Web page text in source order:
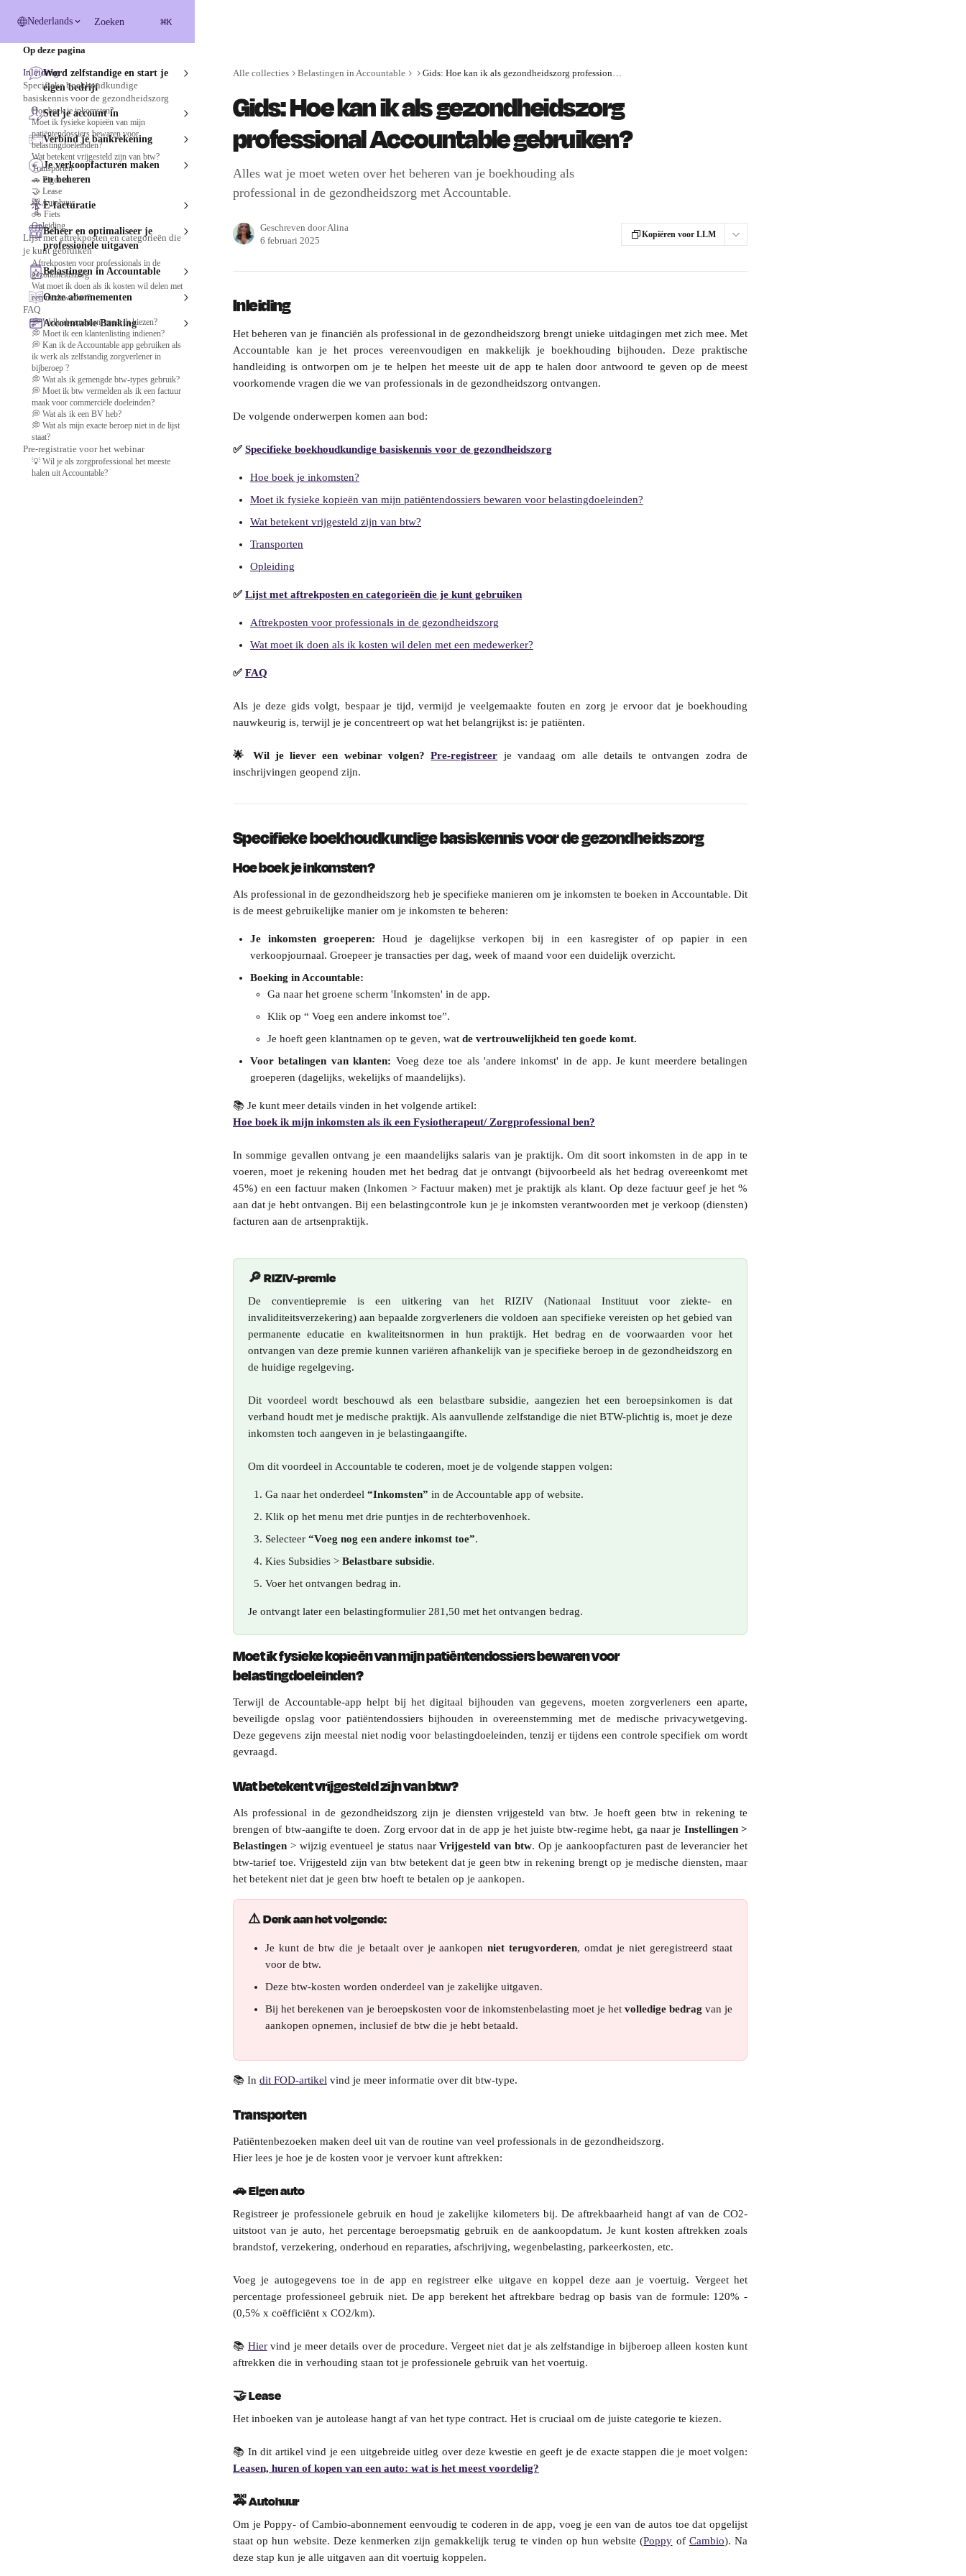
Nederlands Zoeken ⌘K
Word zelfstandige en start je
eigen bedrijf
Stel je account in
Verbind je bankrekening
Je verkoopfacturen maken
en beheren
E-facturatie
Beheer en optimaliseer je
professionele uitgaven
Belastingen in Accountable
Onze abonnementen
Accountable Banking
Alle collecties Belastingen in Accountable Gids: Hoe kan ik als gezondheidszorg professional Accountable gebruiken?
Gids: Hoe kan ik als gezondheidszorg
professional Accountable gebruiken?
Alles wat je moet weten over het beheren van je boekhouding als
professional in de gezondheidszorg met Accountable.
Geschreven doorAlina
6 februari 2025
Kopiëren voor LLM
Inleiding
Het beheren van je financiën als professional in de gezondheidszorg brengt unieke uitdagingen met zich mee. Met
Accountable kan je het proces vereenvoudigen en makkelijk je boekhouding bijhouden. Deze praktische
handleiding is ontworpen om je te helpen het meeste uit de app te halen door antwoord te geven op de meest
voorkomende vragen die we van professionals in de gezondheidszorg ontvangen.
De volgende onderwerpen komen aan bod:
✅ Specifieke boekhoudkundige basiskennis voor de gezondheidszorg
Hoe boek je inkomsten?
Moet ik fysieke kopieën van mijn patiëntendossiers bewaren voor belastingdoeleinden?
Wat betekent vrijgesteld zijn van btw?
Transporten
Opleiding
✅ Lijst met aftrekposten en categorieën die je kunt gebruiken
Aftrekposten voor professionals in de gezondheidszorg
Wat moet ik doen als ik kosten wil delen met een medewerker?
✅ FAQ
Als je deze gids volgt, bespaar je tijd, vermijd je veelgemaakte fouten en zorg je ervoor dat je boekhouding
nauwkeurig is, terwijl je je concentreert op wat het belangrijkst is: je patiënten.
🌟 Wil je liever een webinar volgen?Pre-registreer je vandaag om alle details te ontvangen zodra de
inschrijvingen geopend zijn.
Specifieke boekhoudkundige basiskennis voor de gezondheidszorg
Hoe boek je inkomsten?
Als professional in de gezondheidszorg heb je specifieke manieren om je inkomsten te boeken in Accountable. Dit
is de meest gebruikelijke manier om je inkomsten te beheren:
Je inkomsten groeperen:Houd je dagelijkse verkopen bij in een kasregister of op papier in een
verkoopjournaal. Groepeer je transacties per dag, week of maand voor een duidelijk overzicht.
Boeking in Accountable:
Ga naar het groene scherm 'Inkomsten' in de app.
Klik op “ Voeg een andere inkomst toe”.
Je hoeft geen klantnamen op te geven, wat de vertrouwelijkheid ten goede komt.
Voor betalingen van klanten: Voeg deze toe als 'andere inkomst' in de app. Je kunt meerdere betalingen
groeperen (dagelijks, wekelijks of maandelijks).
📚 Je kunt meer details vinden in het volgende artikel:
Hoe boek ik mijn inkomsten als ik een Fysiotherapeut/ Zorgprofessional ben?
In sommige gevallen ontvang je een maandelijks salaris van je praktijk. Om dit soort inkomsten in de app in te
voeren, moet je rekening houden met het bedrag dat je ontvangt (bijvoorbeeld als het bedrag overeenkomt met
45%) en een factuur maken (Inkomen > Factuur maken) met je praktijk als klant. Op deze factuur geef je het %
aan dat je hebt ontvangen. Bij een belastingcontrole kun je je inkomsten verantwoorden met je verkoop (diensten)
facturen aan de artsenpraktijk.
🔎 RIZIV-premie
De conventiepremie is een uitkering van het RIZIV (Nationaal Instituut voor ziekte- en
invaliditeitsverzekering) aan bepaalde zorgverleners die voldoen aan specifieke vereisten op het gebied van
permanente educatie en kwaliteitsnormen in hun praktijk. Het bedrag en de voorwaarden voor het
ontvangen van deze premie kunnen variëren afhankelijk van je specifieke beroep in de gezondheidszorg en
de huidige regelgeving.
Dit voordeel wordt beschouwd als een belastbare subsidie, aangezien het een beroepsinkomen is dat
verband houdt met je medische praktijk. Als aanvullende zelfstandige die niet BTW-plichtig is, moet je deze
inkomsten toch aangeven in je belastingaangifte.
Om dit voordeel in Accountable te coderen, moet je de volgende stappen volgen:
Ga naar het onderdeel “Inkomsten” in de Accountable app of website.
Klik op het menu met drie puntjes in de rechterbovenhoek.
Selecteer “Voeg nog een andere inkomst toe”.
Kies Subsidies > Belastbare subsidie.
Voer het ontvangen bedrag in.
Je ontvangt later een belastingformulier 281,50 met het ontvangen bedrag.
Moet ik fysieke kopieën van mijn patiëntendossiers bewaren voor
belastingdoeleinden?
Terwijl de Accountable-app helpt bij het digitaal bijhouden van gegevens, moeten zorgverleners een aparte,
beveiligde opslag voor patiëntendossiers bijhouden in overeenstemming met de medische privacywetgeving.
Deze gegevens zijn meestal niet nodig voor belastingdoeleinden, tenzij er tijdens een controle specifiek om wordt
gevraagd.
Wat betekent vrijgesteld zijn van btw?
Als professional in de gezondheidszorg zijn je diensten vrijgesteld van btw. Je hoeft geen btw in rekening te
brengen of btw-aangifte te doen. Zorg ervoor dat in de app je het juiste btw-regime hebt, ga naar je Instellingen >
Belastingen > wijzig eventueel je status naarVrijgesteld van btw. Op je aankoopfacturen past de leverancier het
btw-tarief toe. Vrijgesteld zijn van btw betekent dat je geen btw in rekening brengt op je medische diensten, maar
het betekent niet dat je geen btw hoeft te betalen op je aankopen.
⚠️ Denk aan het volgende:
Je kunt de btw die je betaalt over je aankopenniet terugvorderen, omdat je niet geregistreerd staat
voor de btw.
Deze btw-kosten worden onderdeel van je zakelijke uitgaven.
Bij het berekenen van je beroepskosten voor de inkomstenbelasting moet je het volledige bedrag van je
aankopen opnemen, inclusief de btw die je hebt betaald.
📚 In dit FOD-artikel vind je meer informatie over dit btw-type.
Transporten
Patiëntenbezoeken maken deel uit van de routine van veel professionals in de gezondheidszorg.
Hier lees je hoe je de kosten voor je vervoer kunt aftrekken:
🚗 Eigen auto
Registreer je professionele gebruik en houd je zakelijke kilometers bij. De aftrekbaarheid hangt af van de CO2-
uitstoot van je auto, het percentage beroepsmatig gebruik en de aankoopdatum. Je kunt kosten aftrekken zoals
brandstof, verzekering, onderhoud en reparaties, afschrijving, wegenbelasting, parkeerkosten, etc.
Voeg je autogegevens toe in de app en registreer elke uitgave en koppel deze aan je voertuig. Vergeet het
percentage professioneel gebruik niet. De app berekent het aftrekbare bedrag op basis van de formule: 120% -
(0,5% x coëfficiënt x CO2/km).
📚 Hiervind je meer details over de procedure. Vergeet niet dat je als zelfstandige in bijberoep alleen kosten kunt
aftrekken die in verhouding staan tot je professionele gebruik van het voertuig.
🤝 Lease
Het inboeken van je autolease hangt af van het type contract. Het is cruciaal om de juiste categorie te kiezen.
📚 In dit artikel vind je een uitgebreide uitleg over deze kwestie en geeft je de exacte stappen die je moet volgen:
Leasen, huren of kopen van een auto: wat is het meest voordelig?
🚕 Autohuur
Om je Poppy- of Cambio-abonnement eenvoudig te coderen in de app, voeg je een van de autos toe dat opgelijst
staat op hun website. Deze kenmerken zijn gemakkelijk terug te vinden op hun website (Poppy of Cambio). Na
deze stap kun je alle uitgaven aan dit voertuig koppelen.
Op deze pagina
Inleiding
Specifieke boekhoudkundige
basiskennis voor de gezondheidszorg
Hoe boek je inkomsten?
Moet ik fysieke kopieën van mijn
patiëntendossiers bewaren voor
belastingdoeleinden?
Wat betekent vrijgesteld zijn van btw?
Transporten
🚗 Eigen auto
🤝 Lease
🚕 Autohuur
🚲 Fiets
Opleiding
Lijst met aftrekposten en categorieën die
je kunt gebruiken
Aftrekposten voor professionals in de
gezondheidszorg
Wat moet ik doen als ik kosten wil delen met
een medewerker?
FAQ
💭 Welk abonnement moet ik kiezen?
💭 Moet ik een klantenlisting indienen?
💭 Kan ik de Accountable app gebruiken als
ik werk als zelfstandig zorgverlener in
bijberoep ?
💭 Wat als ik gemengde btw-types gebruik?
💭 Moet ik btw vermelden als ik een factuur
maak voor commerciële doeleinden?
💭 Wat als ik een BV heb?
💭 Wat als mijn exacte beroep niet in de lijst
staat?
Pre-registratie voor het webinar
💡 Wil je als zorgprofessional het meeste
halen uit Accountable?